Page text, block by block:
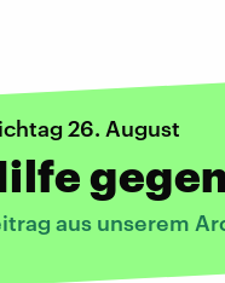
26. August
aus unserem